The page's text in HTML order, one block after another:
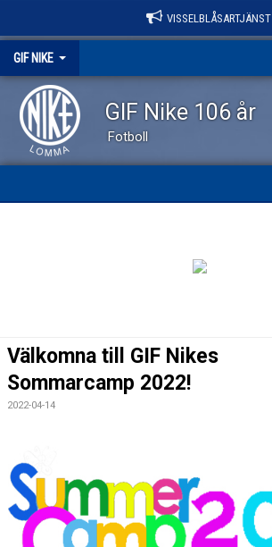
VISSELBLÅSARTJÄNST
GIF NIKE
GIF Nike 106 år
Fotboll
EVENEMANG
INFORMATION
IDROTTSFÖRSÄKRING
Välkomna till GIF Nikes
Sommarcamp 2022!
2022-04-14